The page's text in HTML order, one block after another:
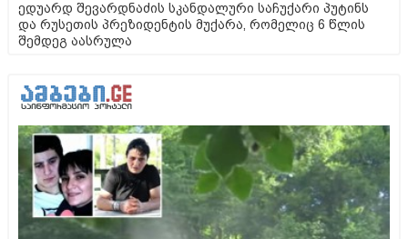
ედუარდ შევარდნაძის სკანდალური საჩუქარი პუტინს
და რუსეთის პრეზიდენტის მუქარა, რომელიც 6 წლის
შემდეგ აასრულა